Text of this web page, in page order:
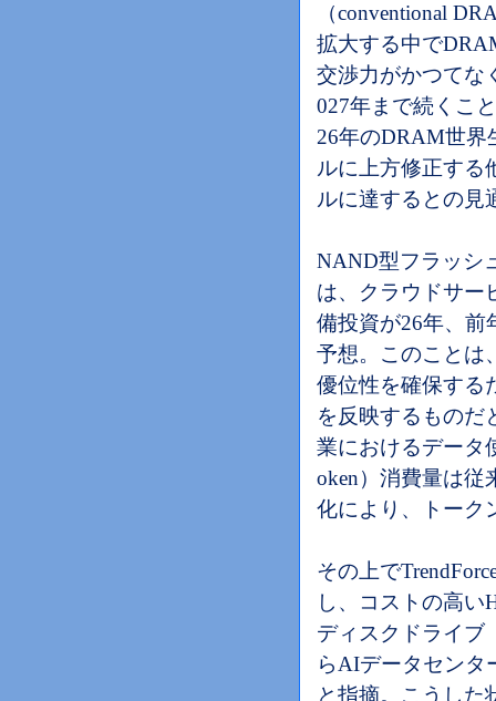
（conventional
拡大する中で
交渉力がかつてな
027年まで続くこ
26年のDRAM世界
ルに上方修正する
ルに達するとの見
NAND型フラッシ
は、クラウドサー
備投資が26年、前
予想。このことは
優位性を確保する
を反映するものだ
業におけるデータ
oken）消費量は従
化により、トーク
その上で
し、コストの高
ディスクドライブ
らAIデータセンタ
と指摘。こうした